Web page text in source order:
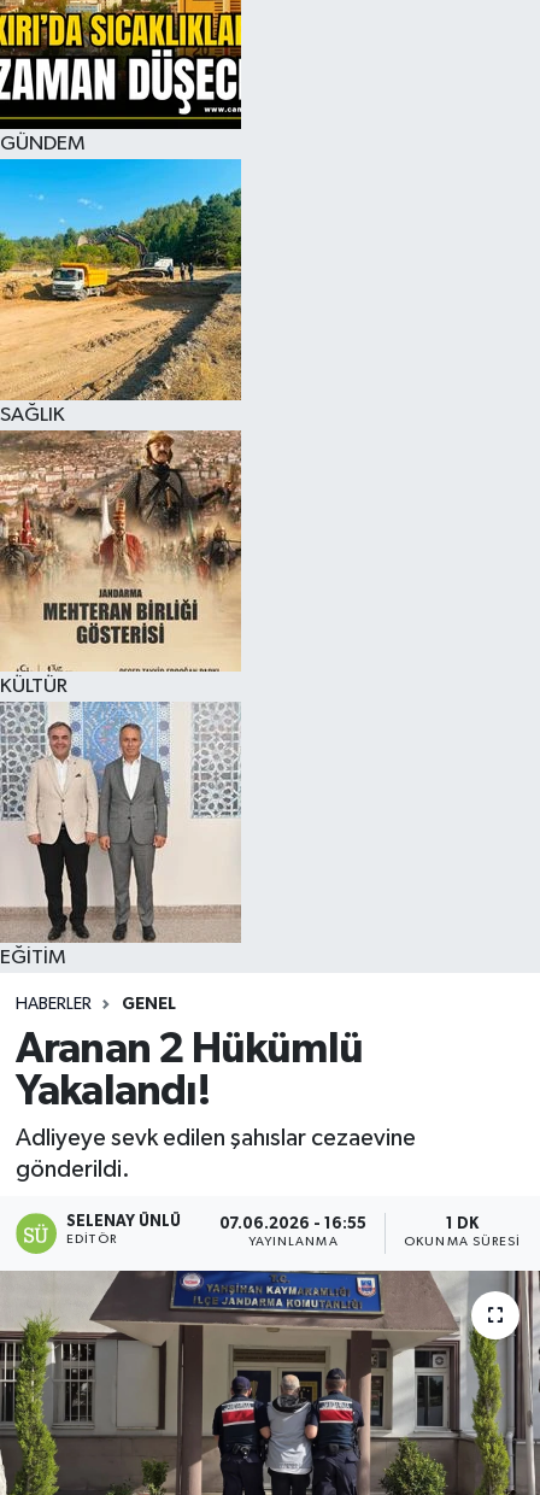
GÜNDEM
SAĞLIK
KÜLTÜR
EĞİTİM
HABERLER GENEL
Aranan 2 Hükümlü
Yakalandı!
Adliyeye sevk edilen şahıslar cezaevine
gönderildi.
SELENAY ÜNLÜ
EDITÖR
07.06.2026 - 16:55
YAYINLANMA
1 DK
OKUNMA SÜRESI
KÜLTÜR SANAT
MAGAZİN
SAĞLIK
SİYASET
SPOR
TEKNOLOJİ
YAŞAM